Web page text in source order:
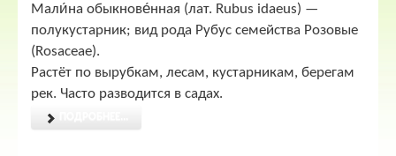
Мали́на обыкнове́нная (лат. Rubus idaeus) —
полукустарник; вид рода Рубус семейства Розовые
(Rosaceae).
Растёт по вырубкам, лесам, кустарникам, берегам
рек. Часто разводится в садах.